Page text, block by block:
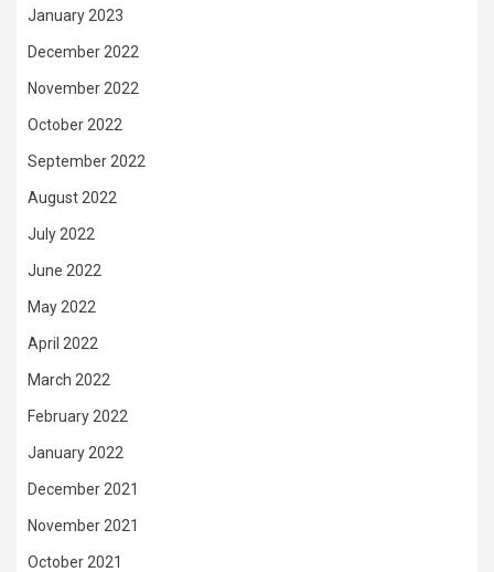
January 2023
December 2022
November 2022
October 2022
September 2022
August 2022
July 2022
June 2022
May 2022
April 2022
March 2022
February 2022
January 2022
December 2021
November 2021
October 2021